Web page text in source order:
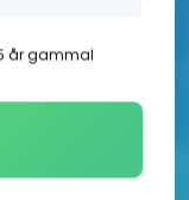
år gammal